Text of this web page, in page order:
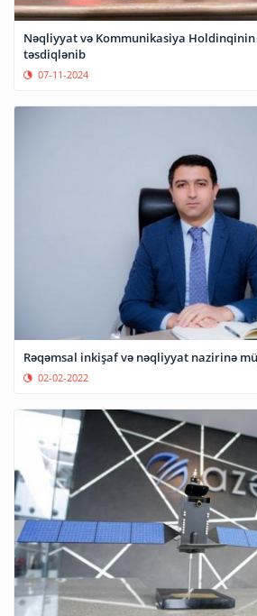
Nəqliyyat və Kommunikasiya Holdinqinin
təsdiqlənib
07-11-2024
Rəqəmsal inkişaf və nəqliyyat nazirinə
02-02-2022